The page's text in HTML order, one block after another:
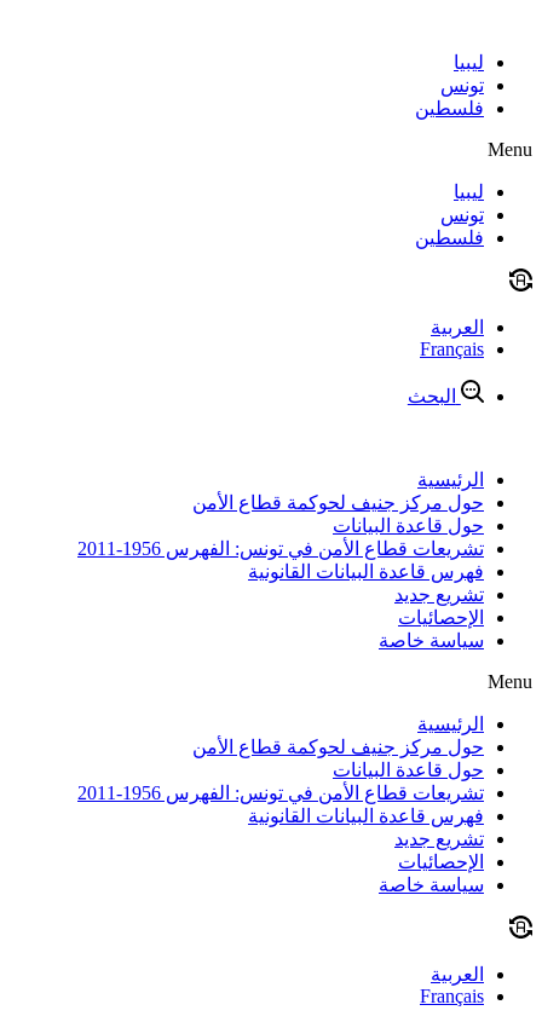
contentليبيا
تونس
فلسطين
Menu
ليبيا
تونس
فلسطين
العربية
Français
البحث
الرئيسية
حول مركز جنيف لحوكمة قطاع الأمن
حول قاعدة البيانات
تشريعات قطاع الأمن في تونس: الفهرس 1956-2011
فهرس قاعدة البيانات القانونية
تشريع جديد
الإحصائيات
سياسة خاصة
Menu
الرئيسية
حول مركز جنيف لحوكمة قطاع الأمن
حول قاعدة البيانات
تشريعات قطاع الأمن في تونس: الفهرس 1956-2011
فهرس قاعدة البيانات القانونية
تشريع جديد
الإحصائيات
سياسة خاصة
العربية
Français